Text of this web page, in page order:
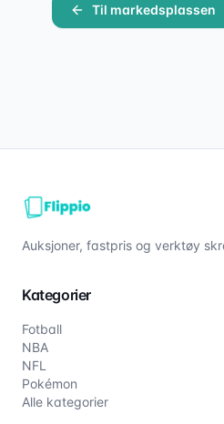
Til markedsplassen
Auksjoner, fastpris og verktøy
Kategorier
Fotball
NBA
NFL
Pokémon
Alle kategorier